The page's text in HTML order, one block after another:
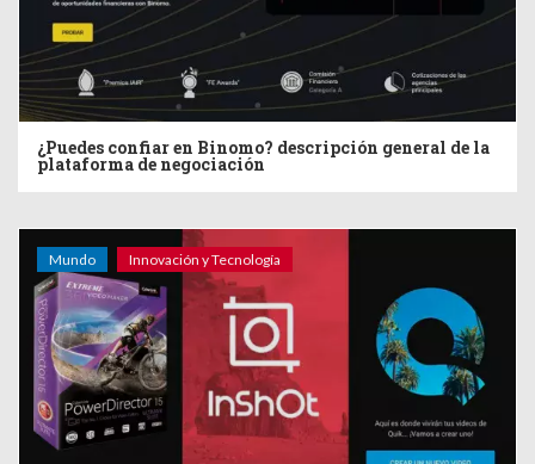
¿Puedes confiar en Binomo? descripción general de la
plataforma de negociación
Mundo Innovación y Tecnología